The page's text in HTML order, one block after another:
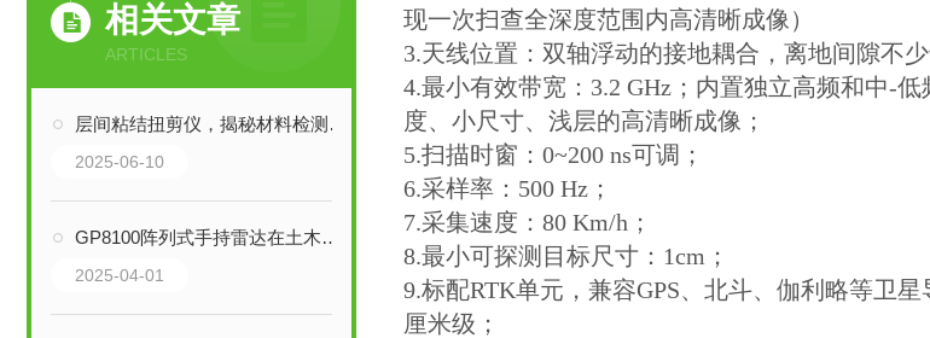
相关文章
ARTICLES
层间粘结扭剪仪，揭秘材料检测奥秘！
2025-06-10
GP8100阵列式手持雷达在土木工程中的应用探索
2025-04-01
现一次扫查全深度范围内高清晰成像）
3.天线位置：双轴浮动的接地耦合，离地间隙不
4.最小有效带宽：3.2 GHz；内置独立高频和中-
度、小尺寸、浅层的高清晰成像；
5.扫描时窗：0~200 ns可调；
6.采样率：500 Hz；
7.采集速度：80 Km/h；
8.最小可探测目标尺寸：1cm；
9.标配RTK单元，兼容GPS、北斗、伽利略等卫
厘米级；